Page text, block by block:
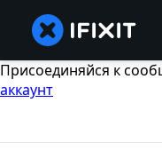
Присоединяйся к
аккаунт